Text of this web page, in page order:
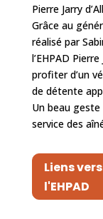
Pierre Jarry
Grâce au
réalisé par
l’EHPAD
profiter d’un
de détente
Un beau
service des
Liens
l'EHPAD